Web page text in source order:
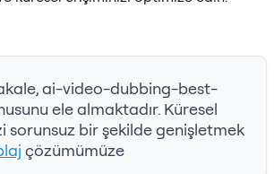
ai-video-dubbing-best-
ele almaktadır. Küresel
sorunsuz bir şekilde genişletmek
çözümümüze